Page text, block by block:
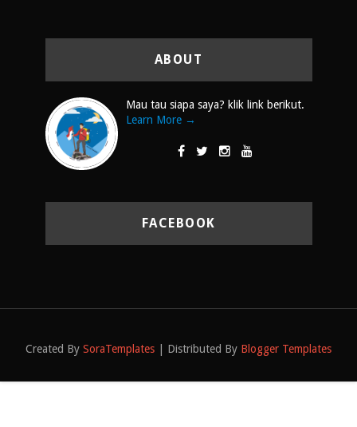
ABOUT
Mau tau siapa saya? klik link berikut.
Learn More →
FACEBOOK
Created By SoraTemplates | Distributed By Blogger Templates